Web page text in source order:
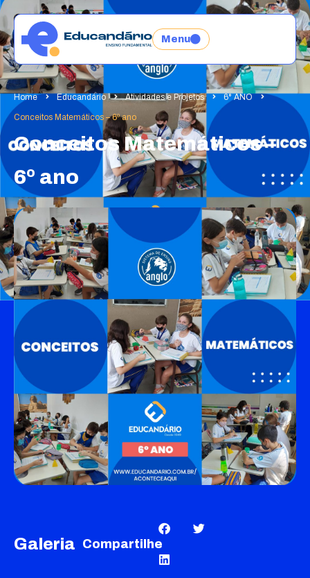
Menu
Home Educandário Atividades e Projetos 6° ANO
Conceitos Matemáticos – 6º ano
Conceitos Matemáticos –
6º ano
Galeria Compartilhe